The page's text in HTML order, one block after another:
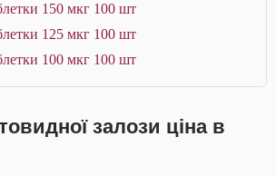
150 мкг 100 шт
125 мкг 100 шт
100 мкг 100 шт
залози ціна в